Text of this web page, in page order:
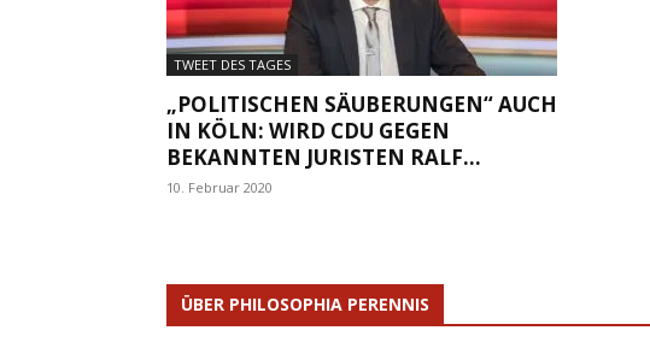
TWEET DES TAGES
„POLITISCHEN SÄUBERUNGEN“ AUCH
IN KÖLN: WIRD CDU GEGEN
BEKANNTEN JURISTEN RALF...
10. Februar 2020
ÜBER PHILOSOPHIA PERENNIS